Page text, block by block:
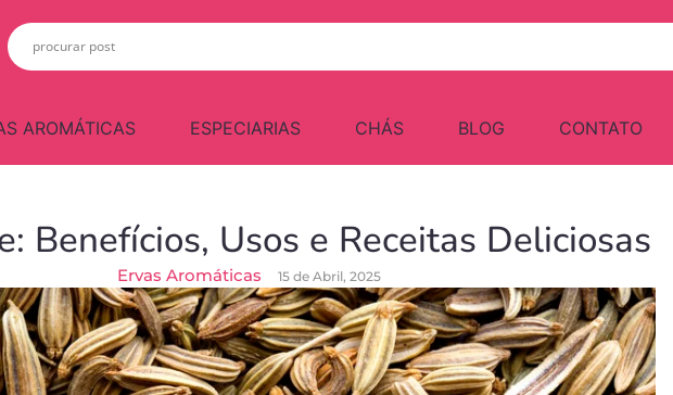
AROMÁTICAS ESPECIARIAS CHÁS BLOG CONTATO
Benefícios, Usos e Receitas Deliciosas
Ervas Aromáticas 15 de Abril, 2025